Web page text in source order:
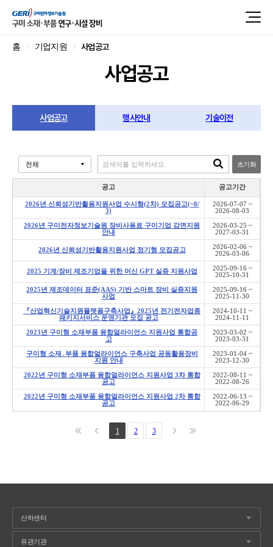
홈 기업지원 사업공고
사업공고
사업공고 행사안내 기술이전
초기화
공고 공고기간
2026년 신뢰성기반활용지원사업 수시형(2차) 모집공고(~8/
3)
2026-07-07 ~
2026-08-03
2026년 구미전자정보기술원 장비사용료 구미기업 감면지원
안내
2026-03-25 ~
2027-03-31
2026년 신뢰성기반활용지원사업 정기형 모집공고
2026-02-06 ~
2026-03-06
2025 기계/장비 제조기업을 위한 머신 GPT 실증 지원사업
2025-09-16 ~
2025-10-31
2025년 제조데이터 표준(AAS) 기반 스마트 장비 실증지원
사업
2025-09-16 ~
2025-11-30
『산업혁신기술지원플랫폼구축사업』2025년 전기전자업종
패키지서비스 운영기관 모집 공고
2024-10-11 ~
2024-11-11
2023년 구미형 소재부품 융합얼라이언스 지원사업 통합공
고
2023-03-02 ~
2023-03-31
구미형 소재․부품 융합얼라이언스 구축사업 공동활용장비
지원 안내
2023-01-04 ~
2023-12-30
2022년 구미형 소재부품 융합얼라이언스 지원사업 3차 통합
공고
2022-08-11 ~
2022-08-26
2022년 구미형 소재부품 융합얼라이언스 지원사업 2차 통합
공고
2022-06-13 ~
2022-06-29
1 2 3